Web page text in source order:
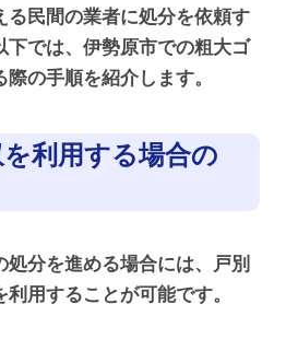
る民間の業者に処分を依頼す
下では、伊勢原市での粗大ゴ
の手順を紹介します。
利用する場合の
分を進める場合には、戸別
用することが可能です。